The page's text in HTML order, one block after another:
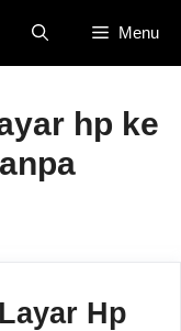
Menu
hp ke
Hp